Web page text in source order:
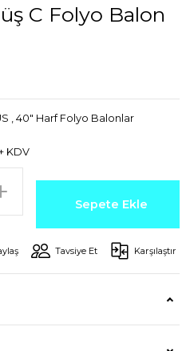
C Folyo Balon
, 40" Harf Folyo Balonlar
KDV
Sepete Ekle
Tavsiye Et Karşılaştır